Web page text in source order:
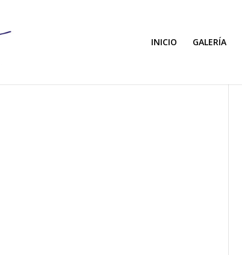
INICIO GALERÍA